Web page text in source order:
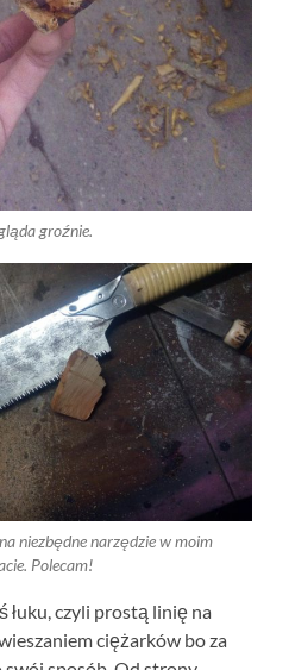
groźnie.
niezbędne narzędzie w moim
Polecam!
łuku, czyli prostą linię na
ciężarków bo za